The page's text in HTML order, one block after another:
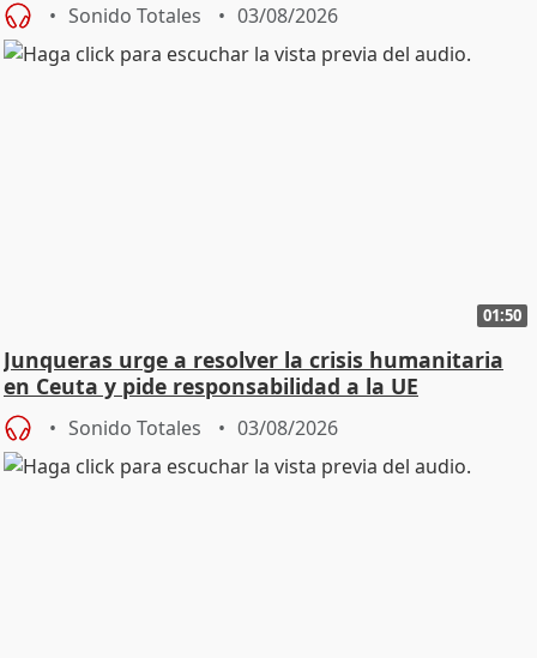
Sonido Totales 03/08/2026
01:50
Junqueras urge a resolver la crisis humanitaria
en Ceuta y pide responsabilidad a la UE
Sonido Totales 03/08/2026